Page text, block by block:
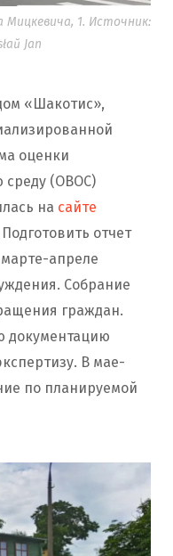
1. Источник:
Jan
«Шакотис»,
оценки
среду (ОВОС)
на сайте
отчет
апреле
Собрание
граждан.
документацию
В мае-
по планируемой